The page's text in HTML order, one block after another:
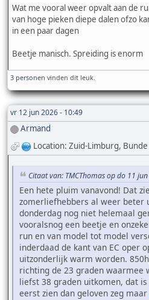
Wat me vooral weer opvalt aan de
van hoge pieken diepe dalen ofzo
in een paar dagen
Beetje manisch. Spreiding is enorm
3 personen vinden dit leuk.
vr 12 jun 2026 - 10:49
Armand
Location: Zuid-Limburg, Bunde
Citaat van: TMCThomas op do 11
Een hete pluim vanavond! Dat
zomerliefhebbers al weer beter
donderdag nog niet helemaal
vooralsnog een beetje en
run en van model tot model
inderdaad de kant van EC oper
uitzonderlijk warm worden.
richting de 23 graden waarmee
liefst 38 graden uitkomen, dat
eerst zien dan geloven zeg maar